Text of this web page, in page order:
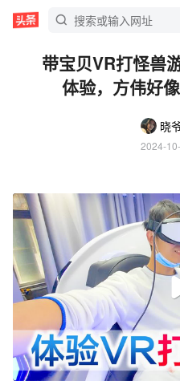
带宝贝VR打怪兽
体验，方伟好
晓
2024-